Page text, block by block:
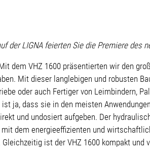
der LIGNA feierten Sie die Premiere des
dem VHZ 1600 präsentierten wir den
Mit dieser langlebigen und robusten
oder auch Fertiger von Leimbindern,
ist ja, dass sie in den meisten
und undosiert aufgeben. Der
dem energieeffizienten und
Gleichzeitig ist der VHZ 1600 kompakt und